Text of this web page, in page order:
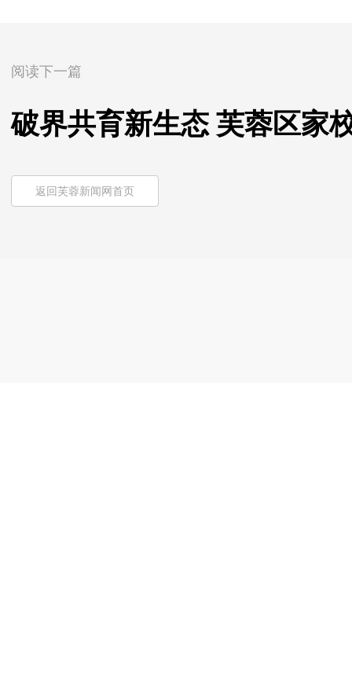
阅读下一篇
破界共育新生态 芙蓉区家
返回芙蓉新闻网首页